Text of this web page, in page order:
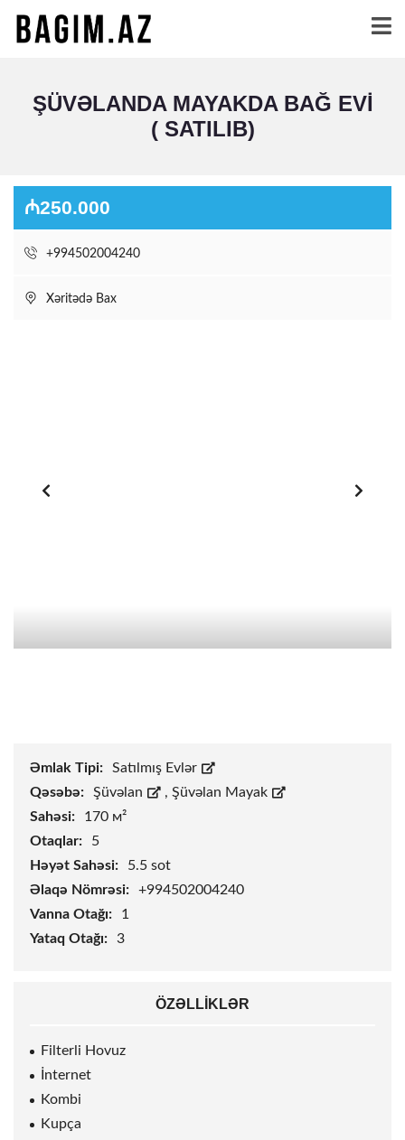
ŞÜVƏLANDA MAYAKDA BAĞ EVI
( SATILIB)
₼250.000
+994502004240
Xəritədə Bax
Əmlak Tipi:
Satılmış Evlər
Qəsəbə:
Şüvəlan , Şüvəlan Mayak
Sahəsi:
170 м²
Otaqlar:
5
Həyət Sahəsi:
5.5 sot
Əlaqə Nömrəsi:
+994502004240
Vanna Otağı:
1
Yataq Otağı:
3
ÖZƏLLIKLƏR
Filterli Hovuz
İnternet
Kombi
Kupça